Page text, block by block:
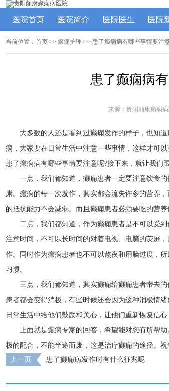
医院首页 医院简介 医院医生 医院
当前位置： 首页 >> 癫痫护理 >> 患了癫痫病有哪些事情要注
患了癫痫病
来源：贵阳颠康癫痫
大多数的人还是看到过癫痫发作的样子，也知
痫，大家要在日常生活中注意一些事情，这样才可
患了癫痫病有哪些事情要注意呢?接下来，就让我们
一点，我们都知道，癫痫患者一定要注意饮食
康。癫痫的每一次发作，其实都会流失许多的营养
的抵抗能力不会减弱。而且癫痫患者必须要吃的营
二点，我们都知道，作为癫痫患者是不可以受
注意时间，不可以长时间的对着电视、电脑的荧屏
作。同时作为癫痫患者也不可以熬夜和用脑过度，
习惯。
三点，我们都知道，其实癫痫给癫痫患者带去
患者都会变得消极，有些时候还会因为这种消极情
日常生活中给他们鼓励和关心，让他们重新恢复信心
上面就是癫痫专家的回答，希望能对您有所帮
极的配合，不能半途而废，这是治疗癫痫的途径。祝
上一页
患了癫痫病发作时有什么征兆呢